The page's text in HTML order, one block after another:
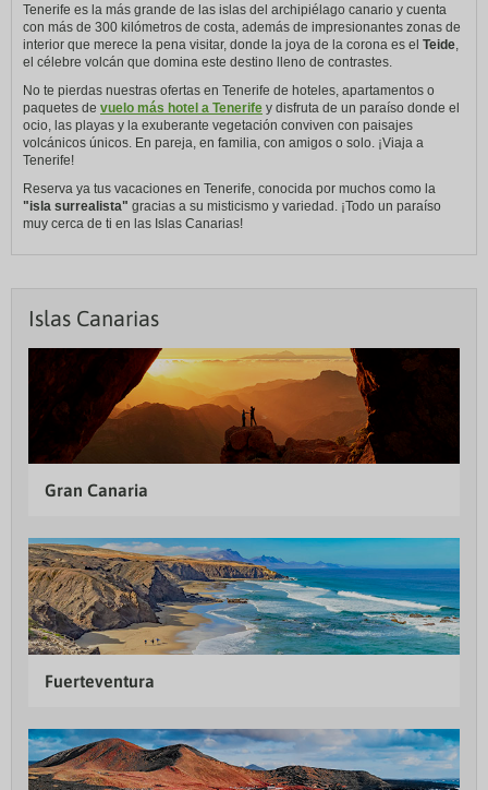
Tenerife es la más grande de las islas del archipiélago canario y cuenta
con más de 300 kilómetros de costa, además de impresionantes zonas de
interior que merece la pena visitar, donde la joya de la corona es el Teide
el célebre volcán que domina este destino lleno de contrastes.
No te pierdas nuestras ofertas en Tenerife de hoteles, apartamentos o
paquetes de vuelo más hotel a Tenerife y disfruta de un paraíso donde el
ocio, las playas y la exuberante vegetación conviven con paisajes
volcánicos únicos. En pareja, en familia, con amigos o solo. ¡Viaja a
Tenerife!
Reserva ya tus vacaciones en Tenerife, conocida por muchos como la
"isla surrealista" gracias a su misticismo y variedad. ¡Todo un paraíso
muy cerca de ti en las Islas Canarias!
Islas Canarias
Gran Canaria
Fuerteventura